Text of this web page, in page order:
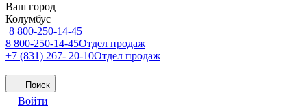
Ваш город
Колумбус
8 800-250-14-45
8 800-250-14-45Отдел продаж
+7 (831) 267- 20-10Отдел продаж
Поиск
Войти